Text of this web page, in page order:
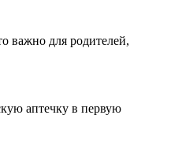
важно для родителей,
аптечку в первую